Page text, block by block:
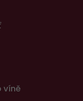
víně